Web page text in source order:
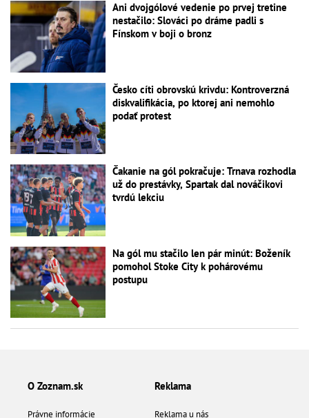
Ani dvojgólové vedenie po prvej tretine
nestačilo: Slováci po dráme padli s
Fínskom v boji o bronz
Česko cíti obrovskú krivdu: Kontroverzná
diskvalifikácia, po ktorej ani nemohlo
podať protest
Čakanie na gól pokračuje: Trnava rozhodla
už do prestávky, Spartak dal nováčikovi
tvrdú lekciu
Na gól mu stačilo len pár minút: Boženík
pomohol Stoke City k pohárovému
postupu
O Zoznam.sk
Právne informácie
Reklama
Reklama u nás